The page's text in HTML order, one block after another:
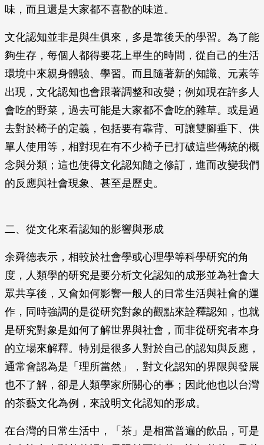
味，而且還是大家都不喜歡的味道。
文化認知並非是與生俱來，多是靠後天的學習。為了能
夠生存，每個人都得要花上畢生的時間，從自己的生活
環境中來親身體驗、學習。而且隨著新的知識、元素等
出現，文化認知也會跟著調整和改變；例如現在許多人
會吃的野菜，過去可能是大家都不會吃的雜草。或是過
去對於椅子的定義，包括要有靠背、可讓雙腳垂下、供
單人使用等，相對現在有不少椅子已打破這些傳統的概
念與分類；這也使得文化認知隨之修訂，進而改變我們
的反應與社會現象、甚至是歷史。
二、從文化來看認知的影響與形成
余舜德表示，相較於社會學或心理學等科學研究的角
度，人類學的研究是要分析文化認知的成形並為社會大
眾共享後，又會如何影響一般人的日常生活與社會的運
作，同時強調的是從研究對象的觀點來詮釋認知，也就
是研究對象是如何了解世界與社會，而非從研究者本身
的立場來解釋。特別是很多人對於自己的認知與反應，
通常會認為是「理所當然」，對文化認知的界限與發展
也不了解，卻是人類學家所關心的事；因此他也以台灣
的茶藝文化為例，來說明文化認知的形成。
在台灣的日常生活中，「茶」是相當普遍的飲品，可是